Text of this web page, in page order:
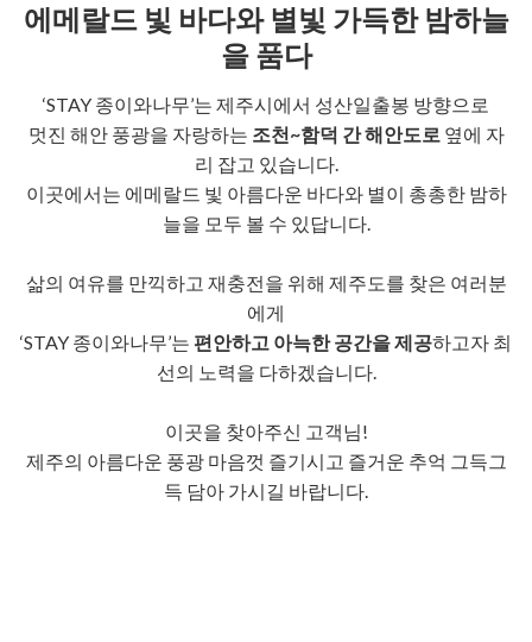
에메랄드 빛 바다와 별빛 가득한 밤하늘
을 품다
‘STAY 종이와나무’는 제주시에서 성산일출봉 방향으로
멋진 해안 풍광을 자랑하는 조천~함덕 간 해안도로 옆에 자
리 잡고 있습니다.
이곳에서는 에메랄드 빛 아름다운 바다와 별이 총총한 밤하
늘을 모두 볼 수 있답니다.
삶의 여유를 만끽하고 재충전을 위해 제주도를 찾은 여러분
에게
‘STAY 종이와나무’는 편안하고 아늑한 공간을 제공하고자 최
선의 노력을 다하겠습니다.
이곳을 찾아주신 고객님!
제주의 아름다운 풍광 마음껏 즐기시고 즐거운 추억 그득그
득 담아 가시길 바랍니다.